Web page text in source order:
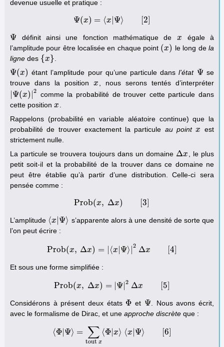
devenue usuelle et pratique :
Ψ(x) = ⟨x Ψ⟩ [2
Ψ(x )=⟨ x|Ψ⟩
Ψ
Ψ définit ainsi une fonction mathématique de x
x
égale à
l’amplitude pour être localisée en chaque point (x)
(x) le long dela
ligne des {x}
{ x}
Ψ(x)
Ψ(x) étant l’amplitude pour qu’une particule dansl’état Ψ
Ψse
trouve dans la positionx
x , nous serons tentés d’interpréter
Ψ(x) 2
Ψ(x)|2
comme la probabilité de trouver cette particule dans
cette position x
x .
Rappelons (probabilité en variable aléatoire continue) que la
probabilité de trouver exactement la particule au point x
x
est
strictement nulle.
La particule se trouvera toujours dans un domaine Δx
Δx
, le plus
petit soit-il et la probabilité de la trouver dans ce domaine ne
peut être établie qu’à partir d’une distribution. Celle-ci sera
pensée comme :
Prob(x, Δx) [3
Prob x, Δx
L’amplitude ⟨x Ψ⟩
⟨x| Ψ⟩
s’apparente alors à une densité de sorte que
l’on peut écrire :
Prob(x, Δx) = | ⟨x|Ψ⟩ |2 Δx [4]
Prob(x, Δx) |⟨x Ψ⟩| 2 Δx[4
Et sous une forme simplifiée :
Prob(x, Δx) = |Ψ|2 Δx [5]
Prob(x, Δ x)= |Ψ |2 Δx[5
Considérons à présent deux états Φ
Φ et Ψ
Ψ . Nous avons écrit,
avec le formalisme de Dirac, et une approche discrète que :
⟨Φ|Ψ⟩ = ∑
tout x
⟨Φ|x⟩ ⟨x|Ψ⟩ [6]
⟨Φ |Ψ =∑ tout x ⟨Φ x⟩ ⟨ x|Ψ